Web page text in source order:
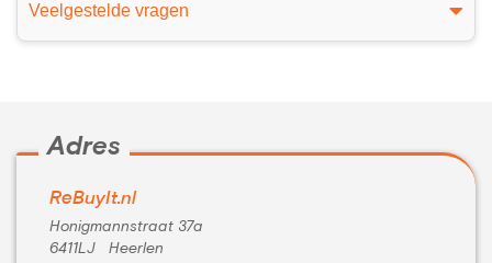
Veelgestelde vragen
Adres
ReBuyIt.nl
Honigmannstraat 37a
6411LJ Heerlen